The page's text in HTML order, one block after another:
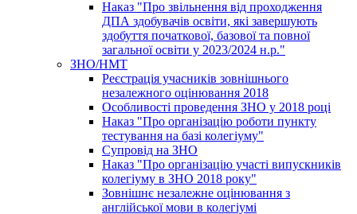
Наказ "Про звільнення від проходження
ДПА здобувачів освіти, які завершують
здобуття початкової, базової та повної
загальної освіти у 2023/2024 н.р."
ЗНО/НМТ
Реєстрація учасників зовнішнього
незалежного оцінювання 2018
Особливості проведення ЗНО у 2018 році
Наказ "Про організацію роботи пункту
тестування на базі колегіуму"
Супровід на ЗНО
Наказ "Про організацію участі випускників
колегіуму в ЗНО 2018 року"
Зовнішнє незалежне оцінювання з
англійської мови в колегіумі